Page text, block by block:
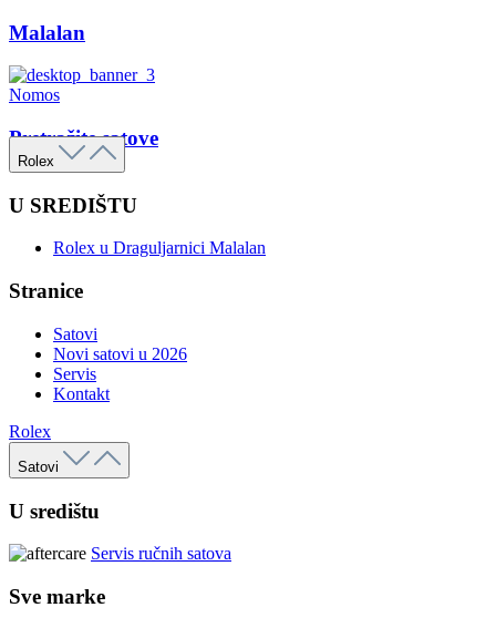
Malalan
Nomos
Pretražite satove
Rolex
U SREDIŠTU
Rolex u Draguljarnici Malalan
Stranice
Satovi
Novi satovi u 2026
Servis
Kontakt
Rolex
Satovi
U središtu
Servis ručnih satova
Sve marke